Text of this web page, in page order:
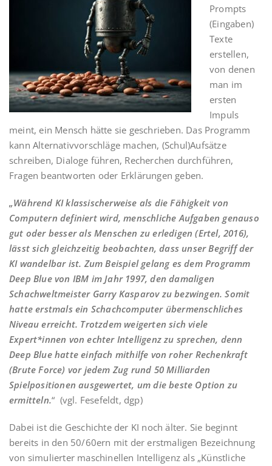
Prompts
(Eingaben)
Texte
erstellen,
von denen
man im
ersten
Impuls
meint, ein Mensch hätte sie geschrieben. Das Programm
kann Alternativvorschläge machen, (Schul)Aufsätze
schreiben, Dialoge führen, Recherchen durchführen,
Fragen beantworten oder Erklärungen geben.
„Während KI klassischerweise als die Fähigkeit von
Computern definiert wird, menschliche Aufgaben genauso
gut oder besser als Menschen zu erledigen (Ertel, 2016),
lässt sich gleichzeitig beobachten, dass unser Begriff der
KI wandelbar ist. Zum Beispiel gelang es dem Programm
Deep Blue von IBM im Jahr 1997, den damaligen
Schachweltmeister Garry Kasparov zu bezwingen. Somit
hatte erstmals ein Schachcomputer übermenschliches
Niveau erreicht. Trotzdem weigerten sich viele
Expert*innen von echter Intelligenz zu sprechen, denn
Deep Blue hatte einfach mithilfe von roher Rechenkraft
(Brute Force) vor jedem Zug rund 50 Milliarden
Spielpositionen ausgewertet, um die beste Option zu
ermitteln.“ (vgl. Fesefeldt, dgp)
Dabei ist die Geschichte der KI noch älter. Sie beginnt
bereits in den 50/60ern mit der erstmaligen Bezeichnung
von simulierter maschinellen Intelligenz als „Künstliche